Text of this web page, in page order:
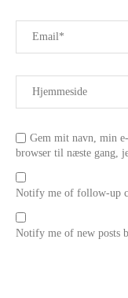
Gem mit navn, min
browser til næste gang,
Notify me of follow-up
Notify me of new posts